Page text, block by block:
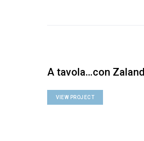
A tavola…con
VIEW PROJECT